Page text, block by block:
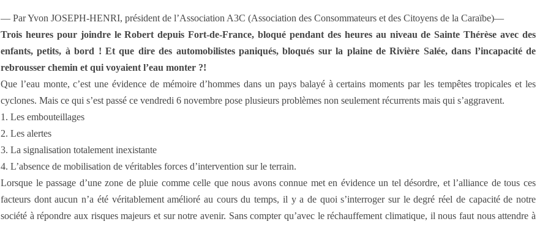
— Par Yvon JOSEPH-HENRI, président de l’Association A3C (Association des Consommateurs et des Citoyens de la Caraïbe)—
Trois heures pour joindre le Robert depuis Fort-de-France, bloqué pendant des heures au niveau de Sainte Thérèse avec des
enfants, petits, à bord ! Et que dire des automobilistes paniqués, bloqués sur la plaine de Rivière Salée, dans l’incapacité de
rebrousser chemin et qui voyaient l’eau monter ?!
Que l’eau monte, c’est une évidence de mémoire d’hommes dans un pays balayé à certains moments par les tempêtes tropicales et les
cyclones. Mais ce qui s’est passé ce vendredi 6 novembre pose plusieurs problèmes non seulement récurrents mais qui s’aggravent.
1. Les embouteillages
2. Les alertes
3. La signalisation totalement inexistante
4. L’absence de mobilisation de véritables forces d’intervention sur le terrain.
Lorsque le passage d’une zone de pluie comme celle que nous avons connue met en évidence un tel désordre, et l’alliance de tous ces
facteurs dont aucun n’a été véritablement amélioré au cours du temps, il y a de quoi s’interroger sur le degré réel de capacité de notre
société à répondre aux risques majeurs et sur notre avenir. Sans compter qu’avec le réchauffement climatique, il nous faut nous attendre à